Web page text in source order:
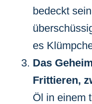
bedeckt
es
Das
Frittieren,
Öl in einem